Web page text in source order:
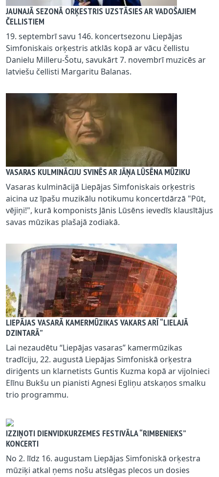
JAUNAJĀ SEZONĀ ORĶESTRIS UZSTĀSIES AR VADOŠAJIEM
ČELLISTIEM
19. septembrī savu 146. koncertsezonu Liepājas
Simfoniskais orķestris atklās kopā ar vācu čellistu
Danielu Milleru-Šotu, savukārt 7. novembrī muzicēs ar
latviešu čellisti Margaritu Balanas.
VASARAS KULMINĀCIJU SVINĒS AR JĀŅA LŪSĒNA MŪZIKU
Vasaras kulminācijā Liepājas Simfoniskais orķestris
aicina uz īpašu muzikālu notikumu koncertdārzā "Pūt,
vējiņi!", kurā komponists Jānis Lūsēns ievedīs klausītājus
savas mūzikas plašajā zodiakā.
LIEPĀJAS VASARĀ KAMERMŪZIKAS VAKARS ARĪ “LIELAJĀ
DZINTARĀ”
Lai nezaudētu “Liepājas vasaras” kamermūzikas
tradīciju, 22. augustā Liepājas Simfoniskā orķestra
diriģents un klarnetists Guntis Kuzma kopā ar vijolnieci
Elīnu Bukšu un pianisti Agnesi Egliņu atskaņos smalku
trio programmu.
IZZIŅOTI DIENVIDKURZEMES FESTIVĀLA “RIMBENIEKS”
KONCERTI
No 2. līdz 16. augustam Liepājas Simfoniskā orķestra
mūziķi atkal ņems nošu atslēgas plecos un dosies